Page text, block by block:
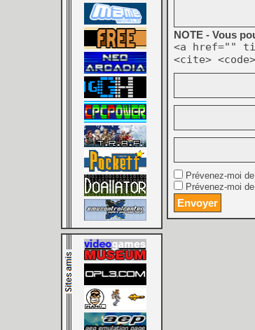
NOTE - Vous
<a href=""
<cite>
Prévenez-moi
Prévenez-moi